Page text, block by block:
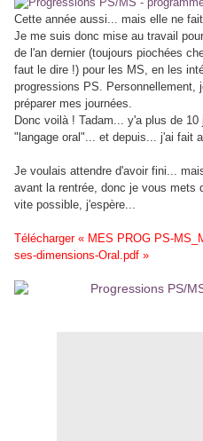
Cette année aussi... mais elle ne
Je me suis donc mise au travail
de l'an dernier (toujours piochées
faut le dire !) pour les MS, en les
progressions PS. Personnellement,
préparer mes journées.
Donc voilà ! Tadam... y'a plus de
"langage oral"... et depuis... j'ai fait
Je voulais attendre d'avoir fini...
avant la rentrée, donc je vous mets
vite possible, j'espère...
Télécharger « MES PROG PS-
ses-dimensions-Oral.pdf »